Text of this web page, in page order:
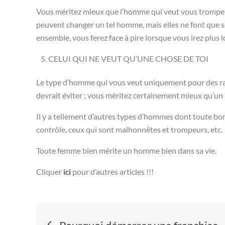
Vous méritez mieux que l’homme qui veut vous
peuvent changer un tel homme, mais elles ne font que
ensemble, vous ferez face à pire lorsque vous irez plus
CELUI QUI NE VEUT QU’UNE CHOSE DE TOI
Le type d’homme qui vous veut uniquement pour des
devrait éviter ; vous méritez certainement mieux
Il y a tellement d’autres types d’hommes dont toute
contrôle, ceux qui sont malhonnêtes et trompeurs, etc.
Toute femme bien mérite un homme bien dans sa vie.
Cliquer ici pour d’autres articles !!!
Navigation